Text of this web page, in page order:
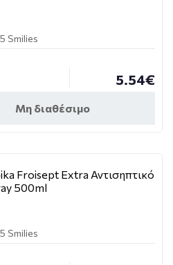
5 Smilies
5.54€
Μη διαθέσιμο
Froisept Extra Αντισηπτικό
500ml
5 Smilies